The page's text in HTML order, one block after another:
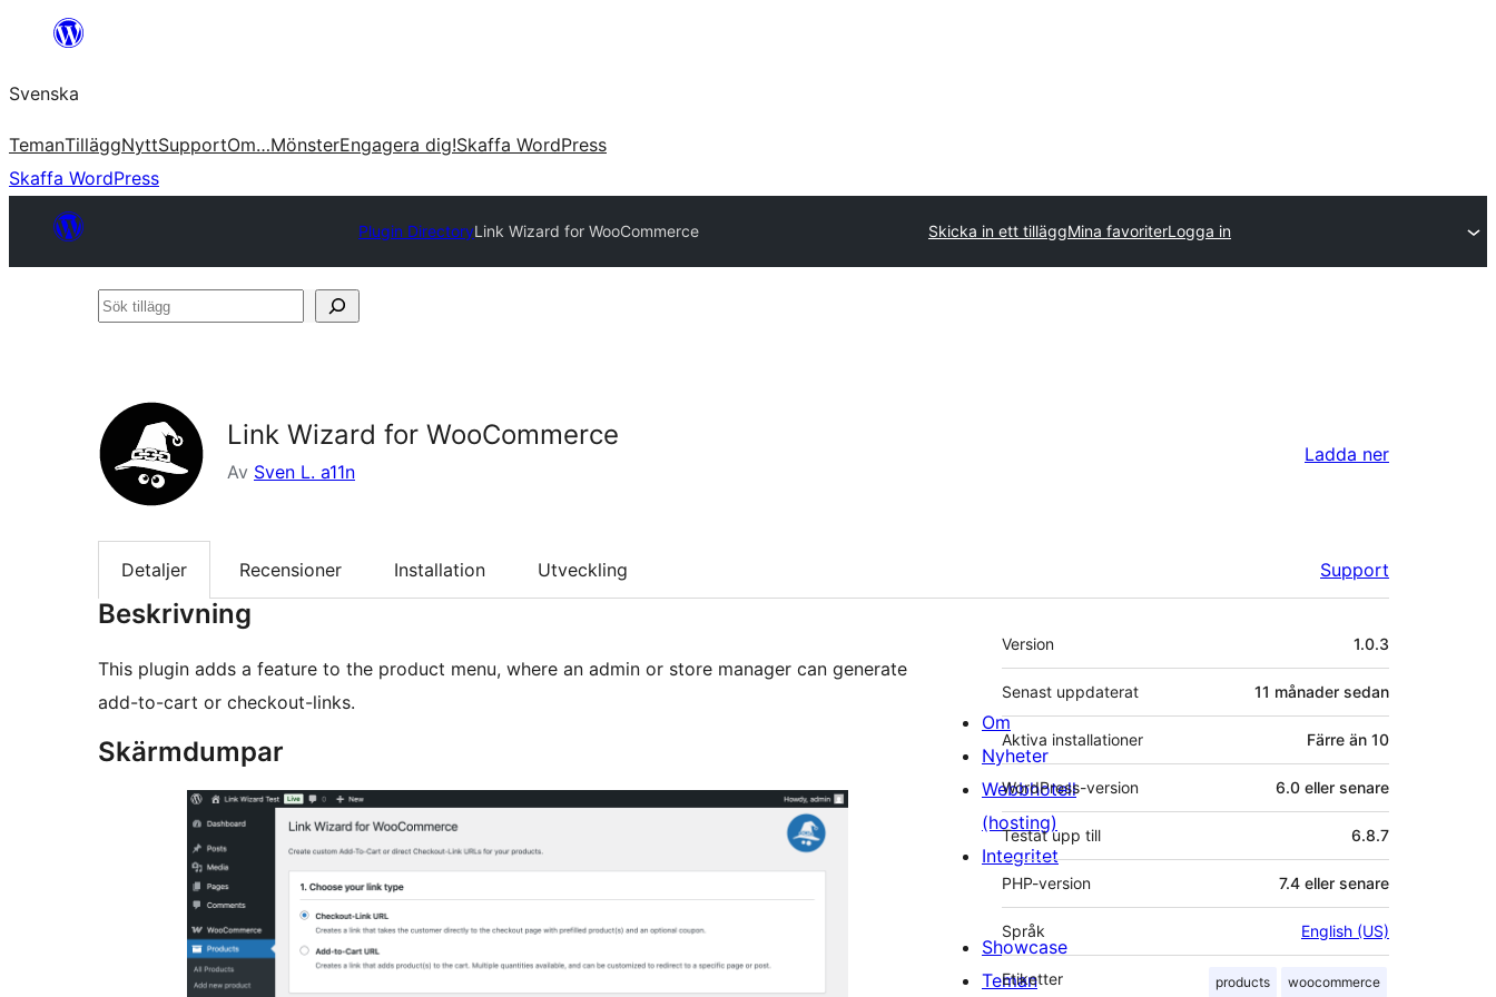
Hoppa
innehåll
Svenska
TemanTilläggNyttSupportOm…MönsterEngagera dig!Skaffa WordPress
Skaffa WordPress
Plugin DirectoryLink Wizard for WooCommerce Skicka in ett tilläggMina favoriterLogga in
Sök
Link Wizard for WooCommerce
Av Sven L. a11n
Ladda ner
Detaljer Recensioner Installation Utveckling Support
Beskrivning
This plugin adds a feature to the product menu, where an admin or store manager can generate
add-to-cart or checkout-links.
Skärmdumpar
Meta
Version 1.0.3
Senast uppdaterat 11 månader sedan
Aktiva installationer Färre än 10
WordPress-version 6.0 eller senare
Testat upp till 6.8.7
PHP-version 7.4 eller senare
Språk English (US)
Etiketter products woocommerce
Om
Nyheter
Webbhotell
(hosting)
Integritet
Showcase
Teman